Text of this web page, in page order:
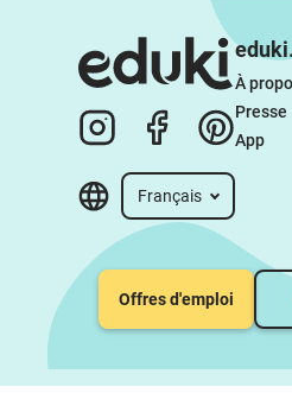
Français
À
Presse
App
Offres d'emploi